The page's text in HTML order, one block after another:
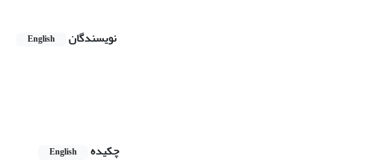
نویسندگان English
چکیده
English